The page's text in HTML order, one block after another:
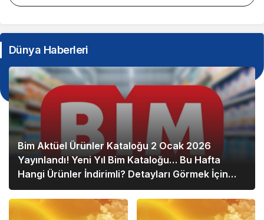
Dünya Haberleri
Bim Aktüel Ürünler Kataloğu 2 Ocak 2026
Yayınlandı! Yeni Yıl Bim Kataloğu… Bu Hafta
Hangi Ürünler İndirimli? Detayları Görmek İçin
Hemen Tıklayın!